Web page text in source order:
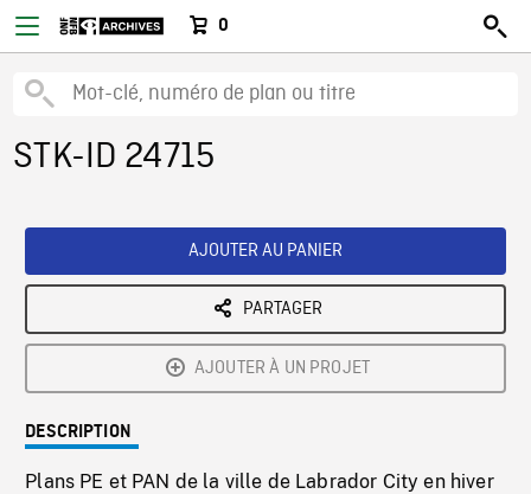
0
STK-ID 24715
AJOUTER AU PANIER
PARTAGER
AJOUTER À UN PROJET
DESCRIPTION
Plans PE et PAN de la ville de Labrador City en hiver